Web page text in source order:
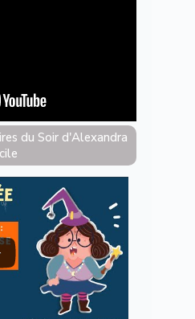
du Soir d'Alexandra